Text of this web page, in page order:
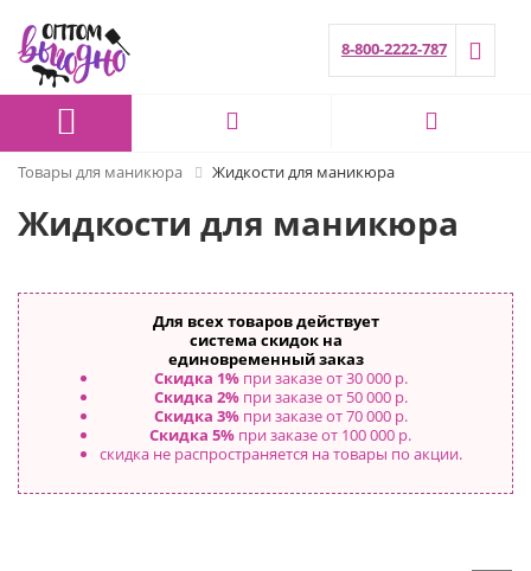
8-800-2222-787
Товары для маникюра Жидкости для маникюра
Жидкости для маникюра
Для всех товаров действует
система скидок на
единовременный заказ
Скидка 1%при заказе от 30 000 р.
Скидка 2%при заказе от 50 000 р.
Скидка 3%при заказе от 70 000 р.
Скидка 5% при заказе от 100 000 р.
скидка не распространяется на товары по акции.